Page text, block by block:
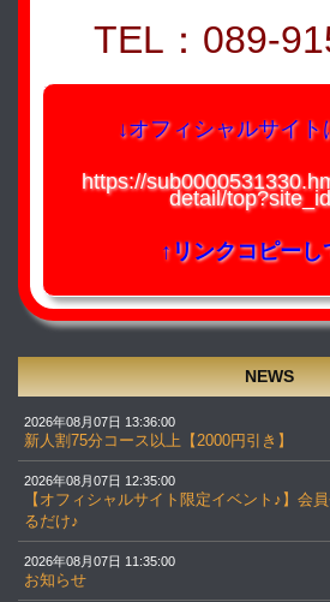
TEL：089-
↓オフィシャルサイト
https://
detail/
↑リンクコピーし
NEWS
新人割75分コース以上【2000円引き】
2026年08月07日 13:36:00
【オフィシャルサイト限定イベント♪】会
るだけ♪
2026年08月07日 12:35:00
お知らせ
2026年08月07日 11:35:00